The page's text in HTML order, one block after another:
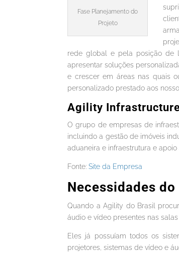
Fase Planejamento do
Projeto
rede global e pela posição de
apresentar soluções
e crescer em áreas nas quais
personalizado prestado aos
Agility
O grupo de empresas de
incluindo a gestão de imóveis
aduaneira e infraestrutura e apoio
Fonte:Site da Empresa
Necessidades
Quando a Agility do Brasil
áudio e vídeo presentes nas
Eles já possuíam todos os
projetores, sistemas de vídeo e